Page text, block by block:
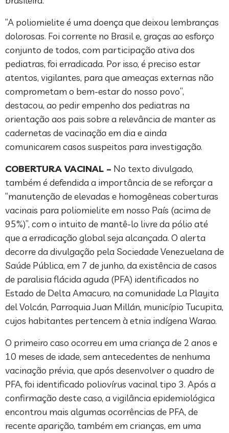
“A poliomielite é uma doença que deixou lembranças
dolorosas. Foi corrente no Brasil e, graças ao esforço
conjunto de todos, com participação ativa dos
pediatras, foi erradicada. Por isso, é preciso estar
atentos, vigilantes, para que ameaças externas não
comprometam o bem-estar do nosso povo”,
destacou, ao pedir empenho dos pediatras na
orientação aos pais sobre a relevância de manter as
cadernetas de vacinação em dia e ainda
comunicarem casos suspeitos para investigação.
COBERTURA VACINAL – No texto divulgado,
também é defendida a importância de se reforçar a
“manutenção de elevadas e homogêneas coberturas
vacinais para poliomielite em nosso País (acima de
95%)”, com o intuito de mantê-lo livre da pólio até
que a erradicação global seja alcançada. O alerta
decorre da divulgação pela Sociedade Venezuelana de
Saúde Pública, em 7 de junho, da existência de casos
de paralisia flácida aguda (PFA) identificados no
Estado de Delta Amacuro, na comunidade La Playita
del Volcán, Parroquia Juan Millán, município Tucupita,
cujos habitantes pertencem à etnia indígena Warao.
O primeiro caso ocorreu em uma criança de 2 anos e
10 meses de idade, sem antecedentes de nenhuma
vacinação prévia, que após desenvolver o quadro de
PFA, foi identificado poliovírus vacinal tipo 3. Após a
confirmação deste caso, a vigilância epidemiológica
encontrou mais algumas ocorrências de PFA, de
recente aparição, também em crianças, em uma